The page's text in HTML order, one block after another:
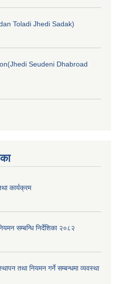
Toladi Jhedi Sadak)
Seudeni Dhabroad
कार्यक्रम
सम्बन्धि निर्देशिका २०८२
तथा नियमन गर्ने सम्बन्धमा व्यवस्था